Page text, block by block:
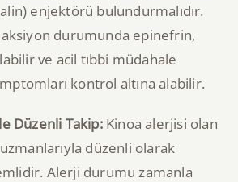
enjektörü bulundurmalıdır.
durumunda epinefrin,
ve acil tıbbi müdahale
kontrol altına alabilir.
Düzenli Takip:Kinoa alerjisi olan
uzmanlarıyla düzenli olarak
Alerji durumu zamanla